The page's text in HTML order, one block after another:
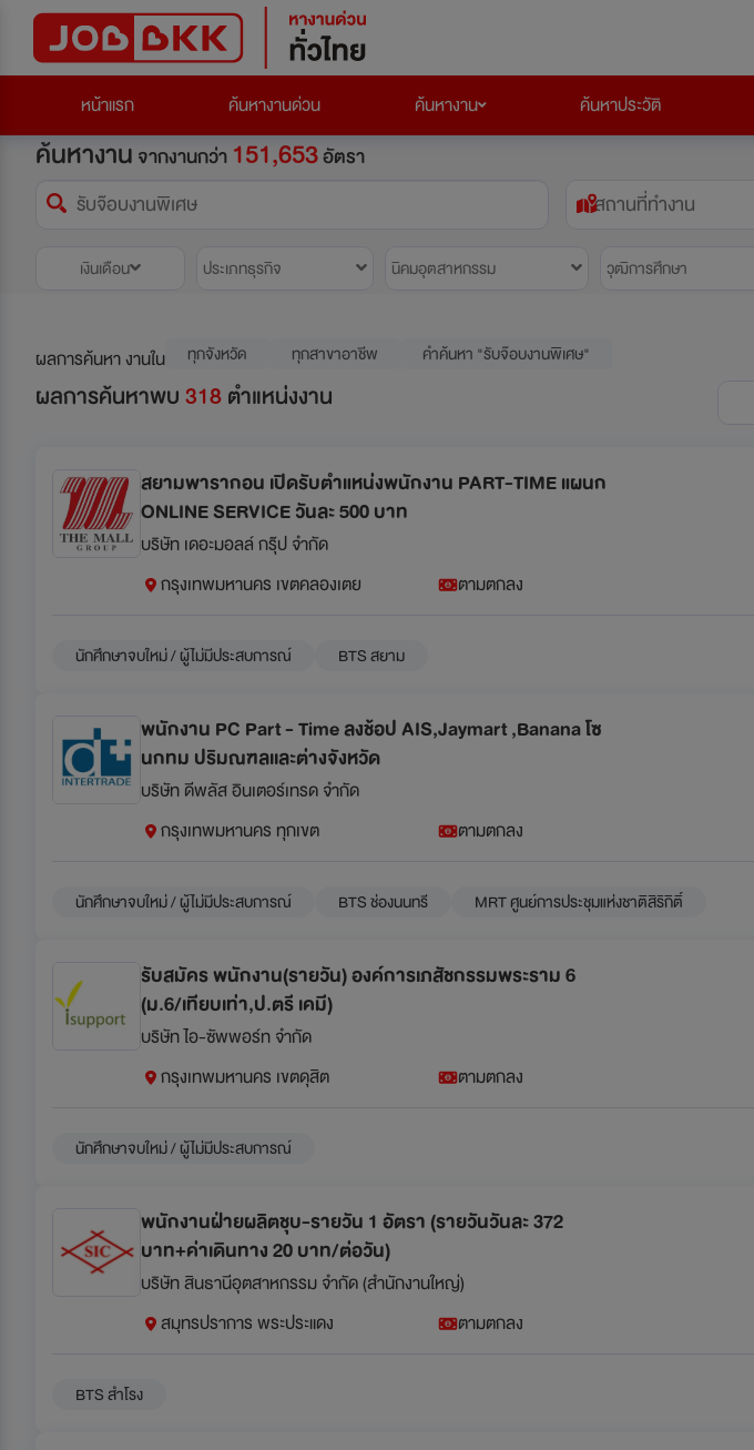
หน้าแรก
ค้นหางานด่วน ค้นหางาน ค้นหาประวัติ
ค้นหางาน จากงานกว่า 151,653อัตรา
สถานที่ทำงาน
เงินเดือน ประเภทธุรกิจ นิคมอุตสาหกรรม วุฒิการศึกษา
ผลการค้นหา งานใน ทุกจังหวัด ทุกสาขาอาชีพ คำค้นหา "รับจ๊อบงานพิเศษ"
ผลการค้นหาพบ318ตำแหน่งงาน
สยามพารากอน เปิดรับตำแหน่งพนักงาน PART-TIME แผนก
ONLINE SERVICE วันละ 500 บาท
บริษัท เดอะมอลล์ กรุ๊ป จำกัด
กรุงเทพมหานคร เขตคลองเตย ตามตกลง
นักศึกษาจบใหม่ / ผู้ไม่มีประสบการณ์ BTS สยาม
พนักงาน PC Part - Time ลงช้อป AIS,Jaymart ,Banana โซ
นกทม ปริมณฑลเเละต่างจังหวัด
บริษัท ดีพลัส อินเตอร์เทรด จำกัด
กรุงเทพมหานคร ทุกเขต ตามตกลง
นักศึกษาจบใหม่ / ผู้ไม่มีประสบการณ์ BTS ช่องนนทรี MRT ศูนย์การประชุมแห่งชาติสิริกิติ์
รับสมัคร พนักงาน(รายวัน) องค์การเภสัชกรรมพระราม 6
(ม.6/เทียบเท่า,ป.ตรี เคมี)
บริษัท ไอ-ซัพพอร์ท จำกัด
กรุงเทพมหานคร เขตดุสิต ตามตกลง
นักศึกษาจบใหม่ / ผู้ไม่มีประสบการณ์
พนักงานฝ่ายผลิตชุบ-รายวัน 1 อัตรา (รายวันวันละ 372
บาท+ค่าเดินทาง 20 บาท/ต่อวัน)
บริษัท สินธานีอุตสาหกรรม จำกัด (สำนักงานใหญ่)
สมุทรปราการ พระประแดง ตามตกลง
BTS สำโรง